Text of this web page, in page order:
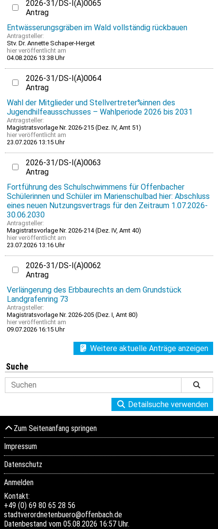
2026-31/DS-I(A)0065
Antrag
Entwässerungsgräben im Wald vollständig rückbauen
Antragsteller:
Stv. Dr. Annette Schaper-Herget
hier veröffentlicht am
04.08.2026 13:38 Uhr
2026-31/DS-I(A)0064
Antrag
Wahl der Mitglieder und Stellvertreter%innen des
Jugendhilfeausschusses – Wahlperiode 2026 bis 2031
Antragsteller:
Magistratsvorlage Nr. 2026-215 (Dez. IV, Amt 51)
hier veröffentlicht am
23.07.2026 13:15 Uhr
2026-31/DS-I(A)0063
Antrag
Fortführung des Schulschwimmens für Offenbacher
Schülerinnen und Schüler im Marienschulbad hier: Abschluss
eines neuen Nutzungsvertrags für den Zeitraum 1.07.2026-
30.06.2030
Antragsteller:
Magistratsvorlage Nr. 2026-214 (Dez. IV, Amt 40)
hier veröffentlicht am
23.07.2026 13:16 Uhr
2026-31/DS-I(A)0062
Antrag
Verlängerung des Erbbaurechts an dem Grundstück
Landgrafenring 73
Antragsteller:
Magistratsvorlage Nr. 2026-205 (Dez. I, Amt 80)
hier veröffentlicht am
09.07.2026 16:15 Uhr
Weitere aktuelle Anträge anzeigen
Suche
Detailsuche verwenden
Zum Seitenanfang springen
Impressum
Datenschutz
Anmelden
Kontakt:
+49 (0) 69 80 65 28 56
stadtverordnetenbuero@offenbach.de
Datenbestand vom 05.08.2026 16:57 Uhr.